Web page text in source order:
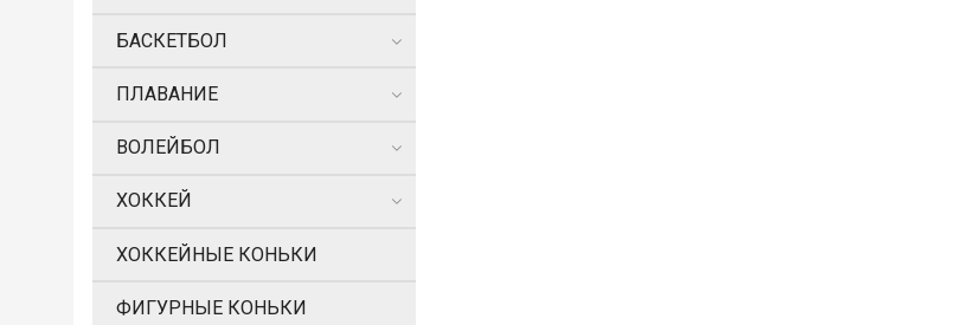
БАСКЕТБОЛ
ПЛАВАНИЕ
ВОЛЕЙБОЛ
ХОККЕЙ
ХОККЕЙНЫЕ КОНЬКИ
ФИГУРНЫЕ КОНЬКИ